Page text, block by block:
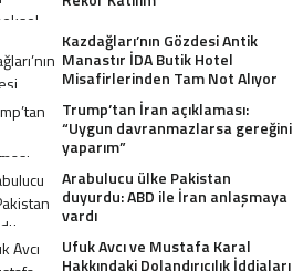
Kazdağları’nın Gözdesi Antik
Manastır İDA Butik Hotel
Misafirlerinden Tam Not Alıyor
Trump’tan İran açıklaması:
“Uygun davranmazlarsa gereğini
yaparım”
Arabulucu ülke Pakistan
duyurdu: ABD ile İran anlaşmaya
vardı
Ufuk Avcı ve Mustafa Karal
Hakkındaki Dolandırıcılık İddiaları